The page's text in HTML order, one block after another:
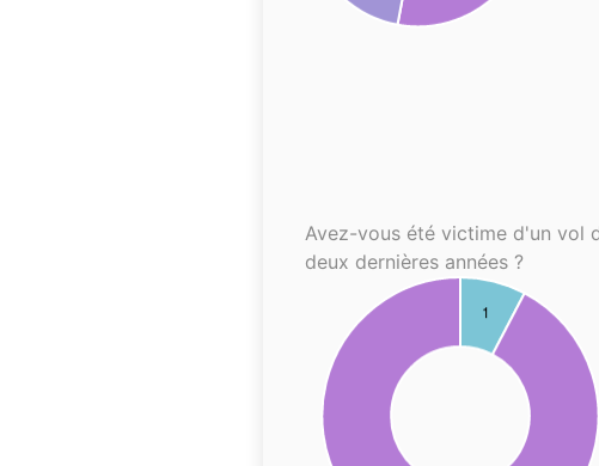
Avez-vous été victime d'un vol
deux dernières années ?